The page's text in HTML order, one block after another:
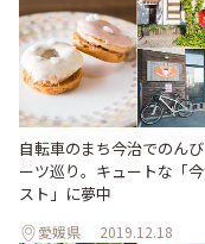
自転車のまち今治でのん
ーツ巡り。キュートな「
スト」に夢中
愛媛県 2019.12.18